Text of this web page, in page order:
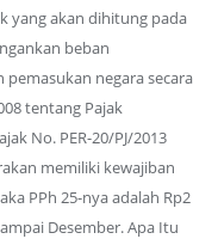
yang akan dihitung pada
beban
negara secara
tentang Pajak
No. PER-20/PJ/2013
memiliki kewajiban
PPh 25-nya adalah Rp2
Desember. Apa Itu